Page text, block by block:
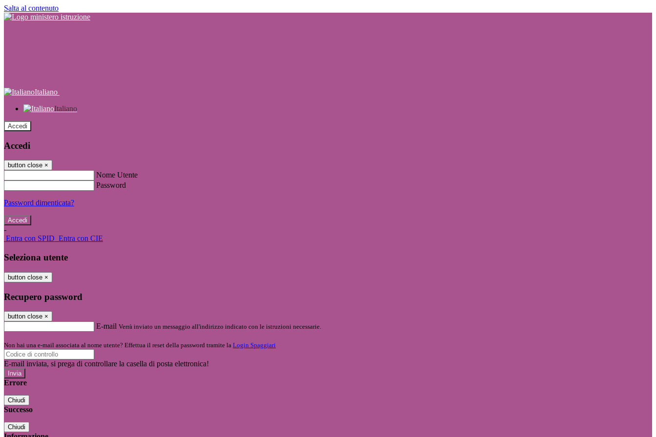
Salta al contenuto
Italiano
Italiano
Accedi
Accedi
button close ×
Nome Utente
Password
Password dimenticata?
-
Entra con SPID Entra con CIE
Seleziona utente
button close ×
Recupero password
button close ×
E-mail Verrà inviato un messaggio all'indirizzo indicato con le istruzioni necessarie.
Non hai una e-mail associata al nome utente? Effettua il reset della password tramite la Login Spaggiari
E-mail inviata, si prega di controllare la casella di posta elettronica!
Errore
Chiudi
Successo
Chiudi